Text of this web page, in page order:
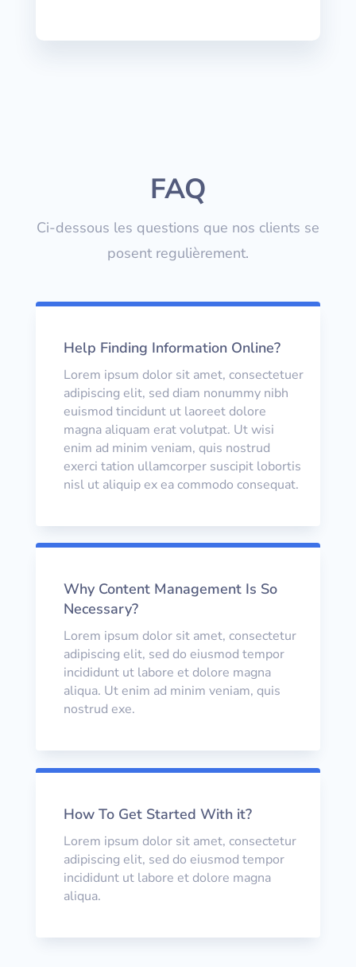
FAQ
Ci-dessous les questions que nos clients se
posent regulièrement.
Help Finding Information Online?
Lorem ipsum dolor sit amet, consectetuer
adipiscing elit, sed diam nonummy nibh
euismod tincidunt ut laoreet dolore
magna aliquam erat volutpat. Ut wisi
enim ad minim veniam, quis nostrud
exerci tation ullamcorper suscipit lobortis
nisl ut aliquip ex ea commodo consequat.
Why Content Management Is So
Necessary?
Lorem ipsum dolor sit amet, consectetur
adipiscing elit, sed do eiusmod tempor
incididunt ut labore et dolore magna
aliqua. Ut enim ad minim veniam, quis
nostrud exe.
How To Get Started With it?
Lorem ipsum dolor sit amet, consectetur
adipiscing elit, sed do eiusmod tempor
incididunt ut labore et dolore magna
aliqua.